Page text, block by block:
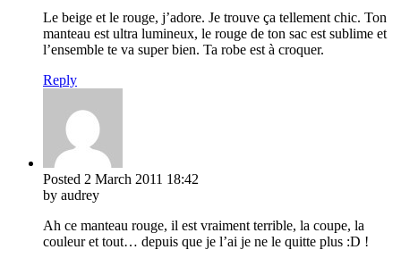
Le beige et le rouge, j’adore. Je trouve ça tellement chic. Ton
manteau est ultra lumineux, le rouge de ton sac est sublime et
l’ensemble te va super bien. Ta robe est à croquer.
Reply
Posted 2 March 2011 18:42
by audrey
Ah ce manteau rouge, il est vraiment terrible, la coupe, la
couleur et tout… depuis que je l’ai je ne le quitte plus :D !